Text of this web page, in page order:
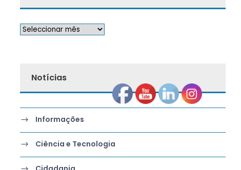
Notícias
Informações
Ciência e Tecnologia